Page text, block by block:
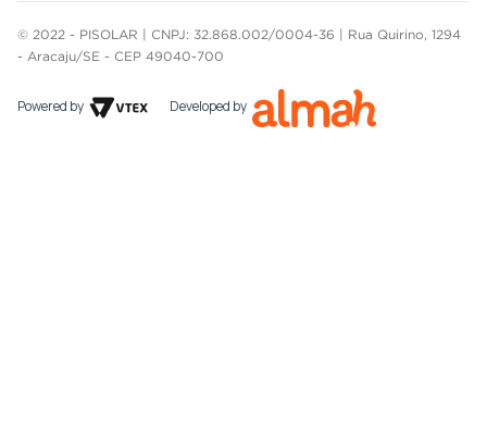
© 2022 - PISOLAR | CNPJ: 32.868.002/0004-36 | Rua Quirino, 1294
- Aracaju/SE - CEP 49040-700
Powered by Developed by